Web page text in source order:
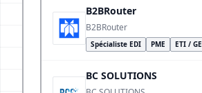
B2BRouter
B2BRouter
Spécialiste EDI PME ETI / GE
BC SOLUTIONS